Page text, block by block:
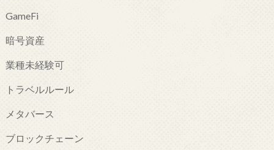
GameFi
暗号資産
業種未経験可
トラベルルール
メタバース
ブロックチェーン